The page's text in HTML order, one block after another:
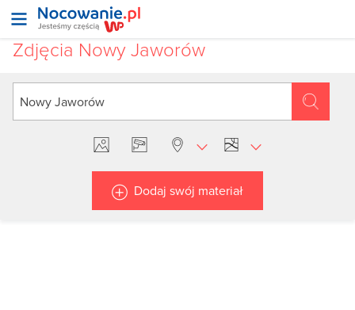
Zdjęcia Nowy Jaworów
Dodaj swój materiał